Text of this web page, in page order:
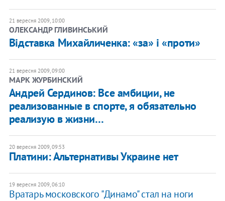
21 вересня 2009, 10:00
ОЛЕКСАНДР ГЛИВИНСЬКИЙ
Відставка Михайличенка: «за» і «проти»
21 вересня 2009, 09:00
МАРК ЖУРБИНСКИЙ
Андрей Сердинов: Все амбиции, не
реализованные в спорте, я обязательно
реализую в жизни…
20 вересня 2009, 09:53
Платини: Альтернативы Украине нет
19 вересня 2009, 06:10
Вратарь московского "Динамо" стал на ноги